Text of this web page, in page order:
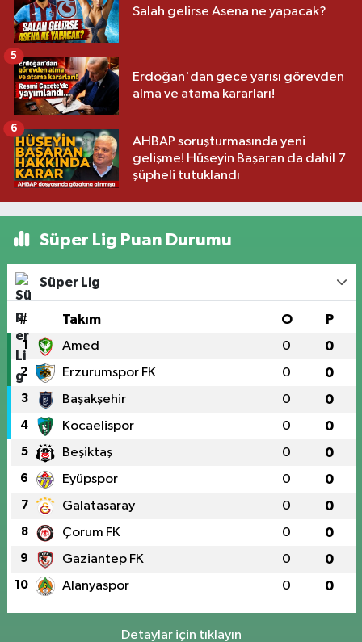
Salah gelirse Asena ne yapacak?
Erdoğan'dan gece yarısı görevden
alma ve atama kararları!
5
AHBAP soruşturmasında yeni
gelişme! Hüseyin Başaran da dahil 7
şüpheli tutuklandı
6
Süper Lig Puan Durumu
Süper Lig
# Takım O P
1 Amed 0 0
2 Erzurumspor FK 0 0
3 Başakşehir 0 0
4 Kocaelispor 0 0
5 Beşiktaş 0 0
6 Eyüpspor 0 0
7 Galatasaray 0 0
8 Çorum FK 0 0
9 Gaziantep FK 0 0
10 Alanyaspor 0 0
Detaylar için tıklayın